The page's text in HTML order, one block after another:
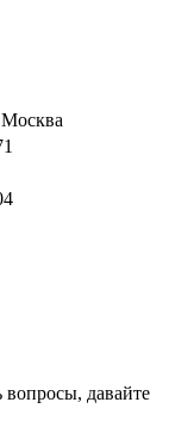
вопросы, давайте